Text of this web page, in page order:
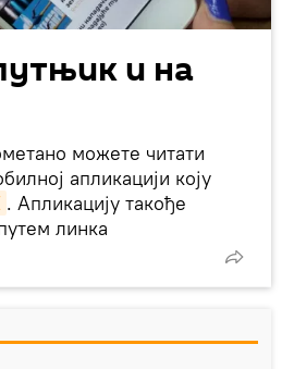
и на
можете читати
апликацији коју
. Апликацију такође
линка